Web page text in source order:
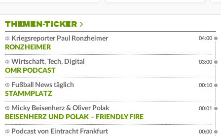
THEMEN-TICKER
Kriegsreporter Paul Ronzheimer
RONZHEIMER
04:00
Wirtschaft, Tech, Digital
OMR PODCAST
03:00
Fußball News täglich
STAMMPLATZ
00:10
Micky Beisenherz & Oliver Polak
BEISENHERZ UND POLAK – FRIENDLY FIRE
00:01
Podcast von Eintracht Frankfurt
00:00